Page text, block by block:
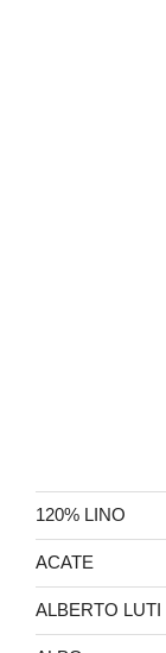
120% LINO
ACATE
ALBERTO LUTI